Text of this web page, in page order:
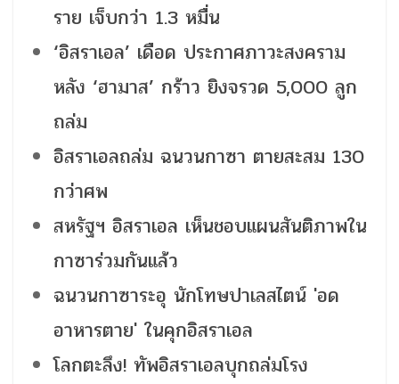
ราย เจ็บกว่า 1.3 หมื่น
‘อิสราเอล’ เดือด ประกาศภาวะสงคราม
หลัง ‘ฮามาส’ กร้าว ยิงจรวด 5,000 ลูก
ถล่ม
อิสราเอลถล่ม ฉนวนกาซา ตายสะสม 130
กว่าศพ
สหรัฐฯ อิสราเอล เห็นชอบแผนสันติภาพใน
กาซาร่วมกันแล้ว
ฉนวนกาซาระอุ นักโทษปาเลสไตน์ 'อด
อาหารตาย' ในคุกอิสราเอล
โลกตะลึง! ทัพอิสราเอลบุกถล่มโรง